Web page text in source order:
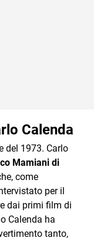
Calenda
del 1973. Carlo
Mamiani di
come
per il
dai primi film di
Calenda ha
tanto,